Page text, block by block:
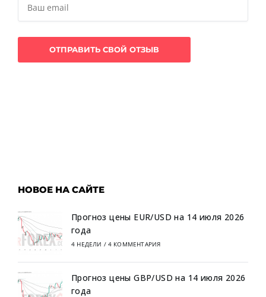
НОВОЕ НА САЙТЕ
Прогноз цены EUR/USD на 14 июля 2026
года
4 НЕДЕЛИ / 4 КОММЕНТАРИЯ
Прогноз цены GBP/USD на 14 июля 2026
года